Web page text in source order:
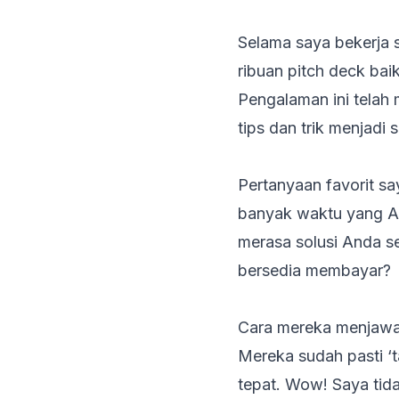
Selama saya bekerja
ribuan pitch deck
Pengalaman ini
tips dan trik menjadi
Pertanyaan favorit
banyak waktu yang
merasa solusi Anda
bersedia membayar?
Cara mereka
Mereka sudah pasti
tepat. Wow! Saya